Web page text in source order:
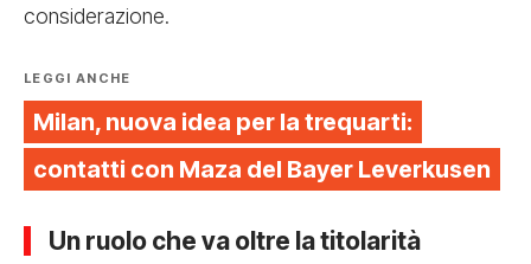
considerazione.
LEGGI ANCHE
Milan, nuova idea per la trequarti:
contatti con Maza del Bayer Leverkusen
Un ruolo che va oltre la titolarità